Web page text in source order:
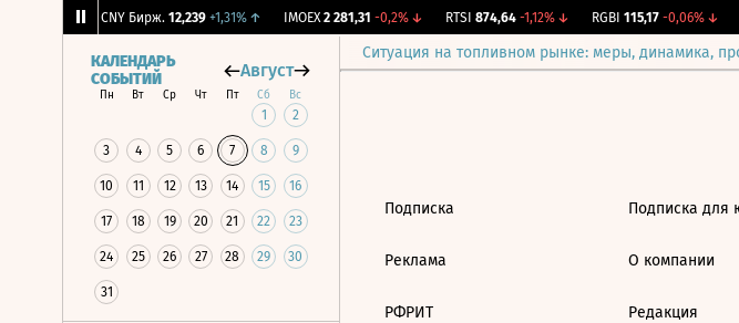
CNY Бирж. 12,239 +1,31%↑ IMOEX 2 281,31 -0,2%↓ RTSI 874,64 -1,12%↓ RGBI 115,17 -0,06%↓
Ситуация на топливном рынке: меры, динамика,
КАЛЕНДАРЬ
СОБЫТИЙ
Август
Пн Вт Ср Чт Пт Сб Вс
1 2
3 4 5 6 7 8 9
10 11 12 13 14 15 16
17 18 19 20 21 22 23
24 25 26 27 28 29 30
31
Подписка
Реклама
РФРИТ
Подписка для
О компании
Редакция